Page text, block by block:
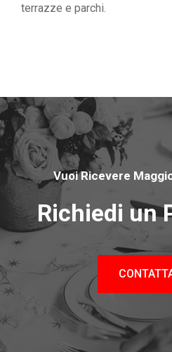
terrazze e parchi.
Vuoi Ricevere
Richiedi un